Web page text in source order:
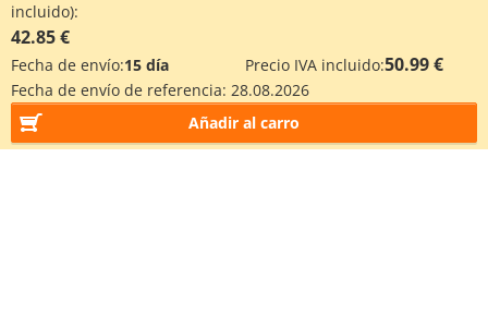
incluido):
42.85 €
Fecha de envío:15 día Precio IVA incluido:50.99 €
Fecha de envío de referencia: 28.08.2026
Añadir al carro